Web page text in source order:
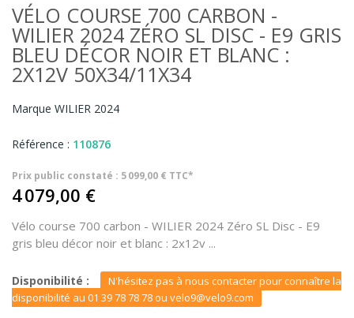
VÉLO COURSE 700 CARBON -
WILIER 2024 ZÉRO SL DISC - E9 GRIS
BLEU DÉCOR NOIR ET BLANC :
2X12V 50X34/11X34
Marque WILIER 2024
Référence : 110876
Prix public constaté : 5 099,00 € TTC*
4 079,00 €
Vélo course 700 carbon - WILIER 2024 Zéro SL Disc - E9
gris bleu décor noir et blanc : 2x12v ...
Disponibilité :
N'hésitez pas à nous contacter pour connaître la
disponibilité au 01 39 78 78 78 ou velo9@velo9.com